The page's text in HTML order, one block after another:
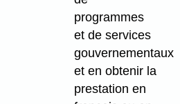
programmes
et de services
gouvernementaux
et en obtenir la
prestation en